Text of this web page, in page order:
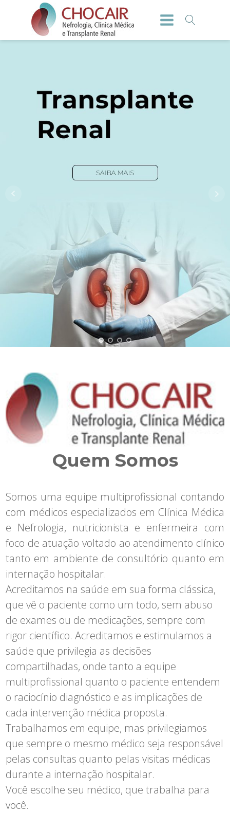
Quem Somos
Somos uma equipe multiprofissional contando
com médicos especializados em Clínica Médica
e Nefrologia, nutricionista e enfermeira com
foco de atuação voltado ao atendimento clínico
tanto em ambiente de consultório quanto em
internação hospitalar.
Acreditamos na saúde em sua forma clássica,
que vê o paciente como um todo, sem abuso
de exames ou de medicações, sempre com
rigor científico. Acreditamos e estimulamos a
saúde que privilegia as decisões
compartilhadas, onde tanto a equipe
multiprofissional quanto o paciente entendem
o raciocínio diagnóstico e as implicações de
cada intervenção médica proposta.
Trabalhamos em equipe, mas privilegiamos
que sempre o mesmo médico seja responsável
pelas consultas quanto pelas visitas médicas
durante a internação hospitalar.
Você escolhe seu médico, que trabalha para
você.